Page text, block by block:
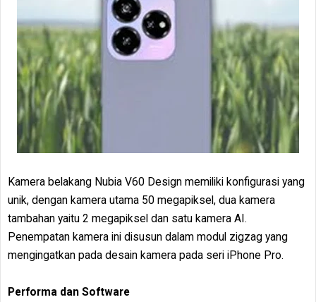
Kamera belakang Nubia V60 Design memiliki konfigurasi yang
unik, dengan kamera utama 50 megapiksel, dua kamera
tambahan yaitu 2 megapiksel dan satu kamera AI.
Penempatan kamera ini disusun dalam modul zigzag yang
mengingatkan pada desain kamera pada seri iPhone Pro.
Performa dan Software